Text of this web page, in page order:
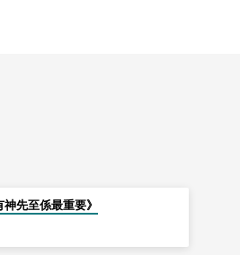
先至係最重要》